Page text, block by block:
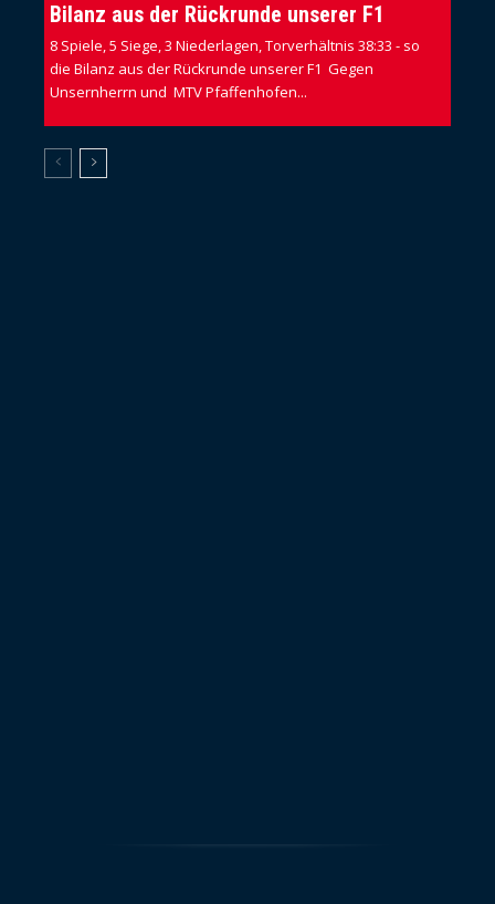
Bilanz aus der Rückrunde unserer F1
8 Spiele, 5 Siege, 3 Niederlagen, Torverhältnis 38:33 - so
die Bilanz aus der Rückrunde unserer F1 Gegen
Unsernherrn und MTV Pfaffenhofen...